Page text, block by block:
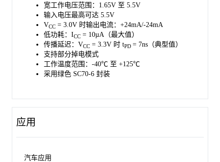
宽工作电压范围：1.65V 至 5.5V
输入电压最高可达 5.5V
VCC = 3.0V 时输出电流：+24mA/-24mA
低功耗：ICC = 10µA（最大值）
传播延迟：VCC = 3.3V 时 tPD = 7ns（典型值）
支持部分掉电模式
工作温度范围：-40℃ 至 +125℃
采用绿色 SC70-6 封装
应用
汽车应用